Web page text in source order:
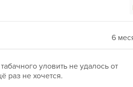
уловить не удалось от
раз не хочется.